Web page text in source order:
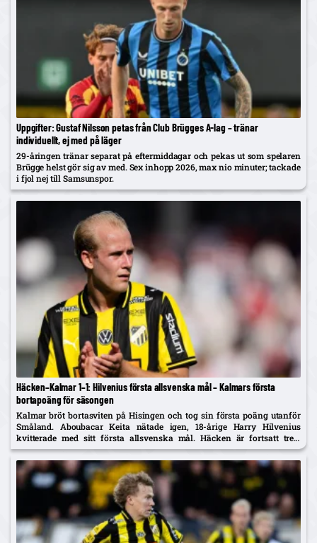
Uppgifter: Gustaf Nilsson petas från Club Brügges A-lag – tränar
individuellt, ej med på läger
29-åringen tränar separat på eftermiddagar och pekas ut som spelaren
Brügge helst gör sig av med. Sex inhopp 2026, max nio minuter; tackade
i fjol nej till Samsunspor.
Häcken–Kalmar 1–1: Hilvenius första allsvenska mål – Kalmars första
bortapoäng för säsongen
Kalmar bröt bortasviten på Hisingen och tog sin första poäng utanför
Småland. Aboubacar Keita nätade igen, 18-årige Harry Hilvenius
kvitterade med sitt första allsvenska mål. Häcken är fortsatt trea,
Kalmar kliver upp på tionde plats.